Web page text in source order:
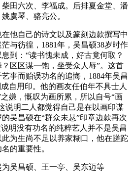
田六次、李福成。后排夏金堂、潘
虞琴、骆亮公。
他自己的诗文以及篆刻边款撰写中
与彷徨，1881年，吴昌硕38岁时作
到：“读书愧未成，好古竟何取？
区区谋一饱，坐受众人辱”。这首
事而贻误功名的追悔，1884年吴昌
自用印。他的画友任伯年不具士人
嫌，慨叹为画所累，所以自号“画
说明二人都觉得自己是在以画印谋
吴昌硕在“群众未悬”印章边款再次
明没有功名的纯粹艺人并不是吴昌
为生尚不足以养家糊口，他在蹉跎
的重要性。
吴昌硕、王一亭、吴东迈等